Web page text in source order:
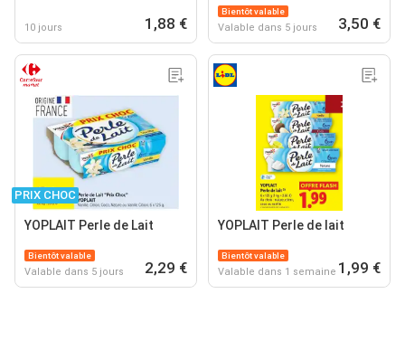
10 jours 1,88 €
Bientôt valable
Valable dans 5 jours 3,50 €
PRIX CHOC
YOPLAIT Perle de Lait
Bientôt valable
Valable dans 5 jours 2,29 €
YOPLAIT Perle de lait
Bientôt valable
Valable dans 1 semaine 1,99 €